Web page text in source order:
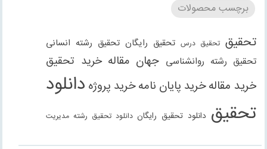
برچسب محصولات
تحقیق تحقیق درس تحقیق رایگان تحقیق رشته انسانی
تحقیق رشته روانشناسی جهان مقاله خرید تحقیق
خرید مقالهخرید پایان نامهخرید پروژه دانلود
تحقیق دانلود تحقیق رایگان دانلود تحقیق رشته مدیریت
دانلود مقاله رایگان دانلود مقاله رشته